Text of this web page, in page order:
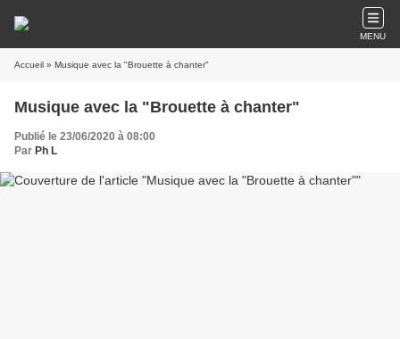
MENU
Accueil » Musique avec la "Brouette à chanter"
Musique avec la "Brouette à chanter"
Publié le 23/06/2020 à 08:00
Par Ph L